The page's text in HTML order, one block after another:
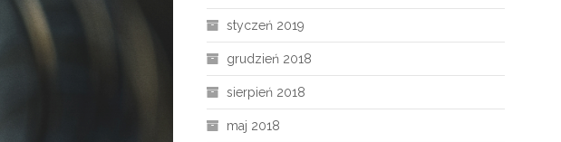
styczeń 2019
grudzień 2018
sierpień 2018
maj 2018